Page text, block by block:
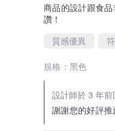
商品的設計跟食
讚！
質感優異
規格：黑色
設計師於 3 年前
謝謝您的好評推薦